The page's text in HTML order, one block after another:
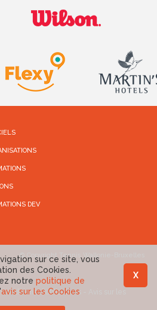
DEV
© Copyright Tennis Wallonie-Bruxelles
Conditions d'utilisations
X
sur ce site, vous
des Cookies.
notre politique de
avis sur les Cookies